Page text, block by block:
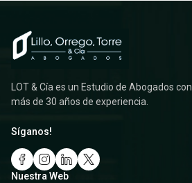
LOT & Cía es un Estudio de Abogados con
más de 30 años de experiencia.
Síganos!
Nuestra Web